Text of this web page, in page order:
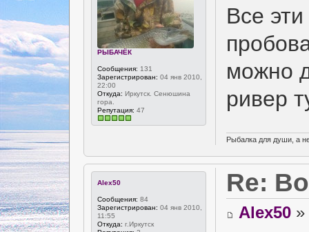
РЫБАЧЁК
Сообщения: 131
Зарегистрирован: 04 янв 2010,
22:00
Откуда: Иркутск. Сенюшина
гора.
Репутация: 47
Все
можно
ривер
Рыбалка для души, а
Alex50
Сообщения: 84
Зарегистрирован: 04 янв 2010,
11:55
Откуда: г.Иркутск
Re:
Alex50 »